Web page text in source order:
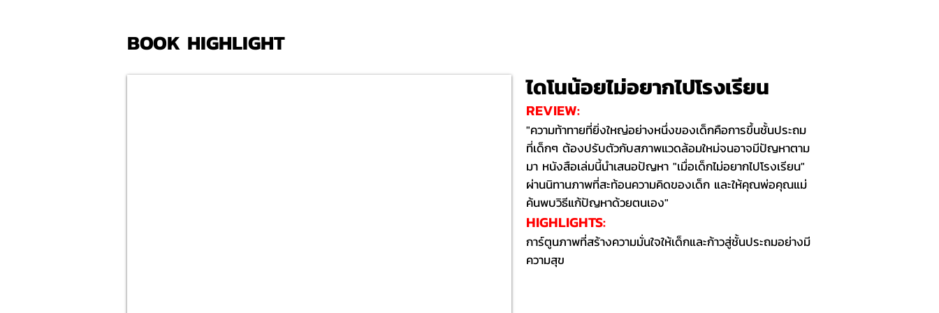
BOOK HIGHLIGHT
ไดโนน้อยไม่อยากไปโรงเรียน
REVIEW:
"ความท้าทายที่ยิ่งใหญ่อย่างหนึ่งของเด็กคือการขึ้นชั้นประถม
ที่เด็กๆ ต้องปรับตัวกับสภาพแวดล้อมใหม่จนอาจมีปัญหาตาม
มา หนังสือเล่มนี้นำเสนอปัญหา "เมื่อเด็กไม่อยากไปโรงเรียน"
ผ่านนิทานภาพที่สะท้อนความคิดของเด็ก และให้คุณพ่อคุณแม่
ค้นพบวิธีแก้ปัญหาด้วยตนเอง"
HIGHLIGHTS:​
การ์ตูนภาพที่สร้างความมั่นใจให้เด็กและก้าวสู่ชั้นประถมอย่างมี
ความสุข